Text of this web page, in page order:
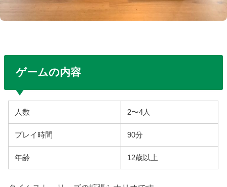
ゲームの内容
人数 2〜4人
プレイ時間 90分
年齢 12歳以上